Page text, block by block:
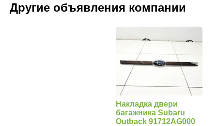
Другие объявления компании
Накладка двери
багажника Subaru
Outback 91712AG000